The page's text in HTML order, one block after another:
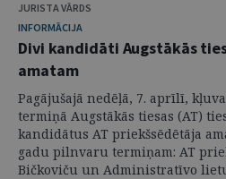
JURISTA VĀRDS
INFORMĀCIJA
Divi kandidāti Augstākās
amatam
Pagājušajā nedēļā, 7. aprīlī,
termiņā Augstākās tiesas (AT)
kandidātus AT priekšsēdētāja
gadu pilnvaru termiņam: AT
Bičkoviču un Administratīvo